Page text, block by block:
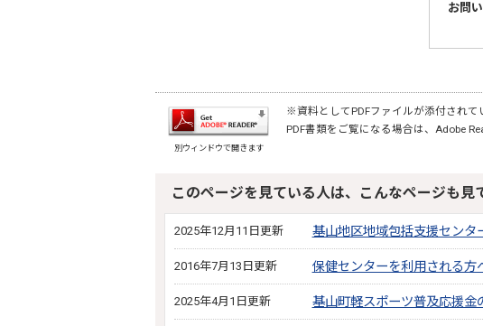
お問
別ウィンドウで開きます
※資料としてPDFファイルが添付されて
PDF書類をご覧になる場合は、Adobe
このページを見ている人は、こんなページも見
2025年12月11日更新 基山地区地域包括支援センタ
2016年7月13日更新 保健センターを利用される方
2025年4月1日更新 基山町軽スポーツ普及応援金